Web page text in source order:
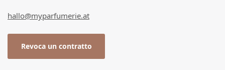
hallo@myparfumerie.at
Revoca un contratto